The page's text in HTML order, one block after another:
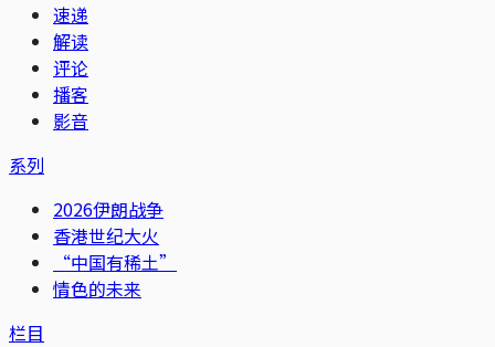
速递
解读
评论
播客
影音
系列
2026伊朗战争
香港世纪大火
“中国有稀土”
情色的未来
栏目